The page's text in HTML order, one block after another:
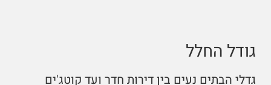
גודל החלל
גדלי הבתים נעים בין דירות חדר ועד קוטג'ים